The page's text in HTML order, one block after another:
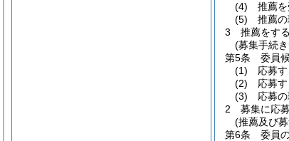
(4)
推薦
(5)
推薦
3
推薦をす
(募集手続
第5条
委員
(1)
応募
(2)
応募
(3)
応募
2
募集に応
(推薦及び
第6条
委員